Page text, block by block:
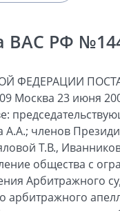
РФ
ФЕДЕРАЦИИ
Москва 23 июня
членов
Т.В.,
общества с
Арбитражного